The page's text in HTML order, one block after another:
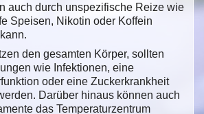
auch durch unspezifische Reize wie
Speisen, Nikotin oder Koffein
den gesamten Körper, sollten
wie Infektionen, eine
oder eine Zuckerkrankheit
Darüber hinaus können auch
das Temperaturzentrum